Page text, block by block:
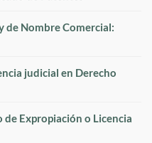
de Nombre Comercial:
judicial en Derecho
de Expropiación o Licencia